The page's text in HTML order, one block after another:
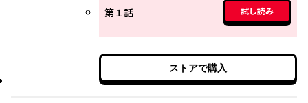
第１話 試し読み
ストアで購入